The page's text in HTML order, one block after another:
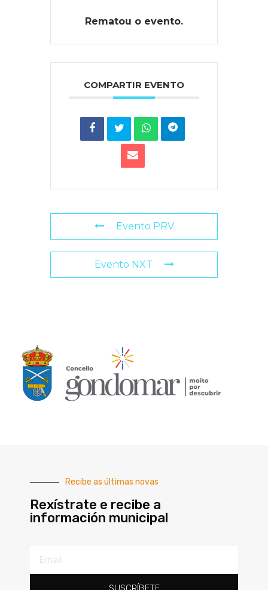
Rematou o evento.
COMPARTIR EVENTO
Evento PRV
Evento NXT
Recibe as últimas novas
Rexístrate e recibe a
información municipal